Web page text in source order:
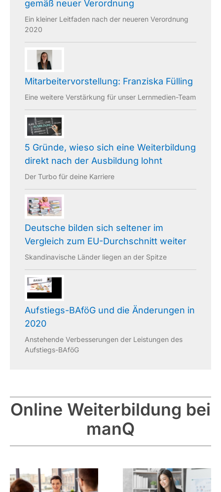
gemäß neuer Verordnung
Ein kleiner Leitfaden nach der neueren Verordnung
2020
Mitarbeitervorstellung: Franziska Fülling
Eine weitere Verstärkung für unser Lernmedien-Team
5 Gründe, wieso sich eine Weiterbildung
direkt nach der Ausbildung lohnt
Der Turbo für deine Karriere
Deutsche bilden sich seltener im
Vergleich zum EU-Durchschnitt weiter
Skandinavische Länder liegen an der Spitze
Aufstiegs-BAföG und die Änderungen in
2020
Anstehende Verbesserungen der Leistungen des
Aufstiegs-BAföG
Online Weiterbildung bei
manQ